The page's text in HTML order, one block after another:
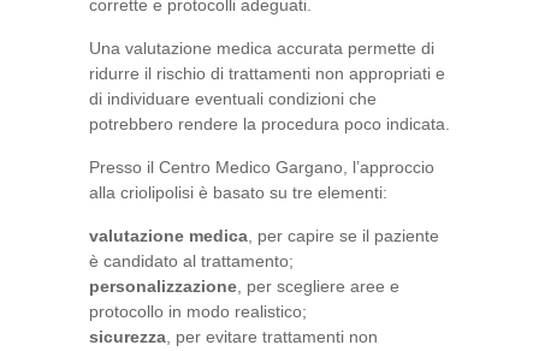
corrette e protocolli adeguati.
Una valutazione medica accurata permette di
ridurre il rischio di trattamenti non appropriati e
di individuare eventuali condizioni che
potrebbero rendere la procedura poco indicata.
Presso il Centro Medico Gargano, l’approccio
alla criolipolisi è basato su tre elementi:
valutazione medica, per capire se il paziente
è candidato al trattamento;
personalizzazione, per scegliere aree e
protocollo in modo realistico;
sicurezza, per evitare trattamenti non